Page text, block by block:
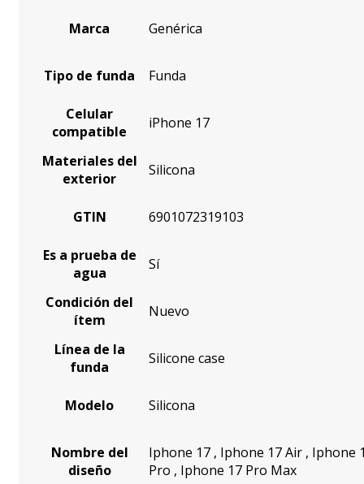
Marca Genérica
Tipo de funda Funda
Celular
compatible
iPhone 17
Materiales del
exterior
Silicona
GTIN 6901072319103
Es a prueba de
agua
Sí
Condición del
ítem
Nuevo
Línea de la
funda
Silicone case
Modelo Silicona
Nombre del
diseño
Iphone 17 , Iphone 17 Air , Iphone
Pro , Iphone 17 Pro Max